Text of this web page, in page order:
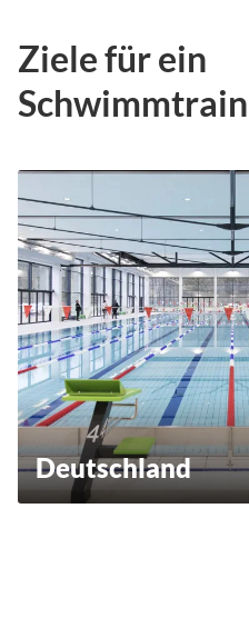
Ziele für ein
Deutschland